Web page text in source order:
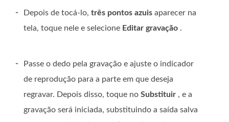
- Depois de tocá-lo, três pontos azuis aparecer na
tela, toque nele e selecione Editar gravação .
-
Passe o dedo pela gravação e ajuste o indicador
de reprodução para a parte em que deseja
regravar. Depois disso, toque no Substituir , e a
gravação será iniciada, substituindo a saída salva